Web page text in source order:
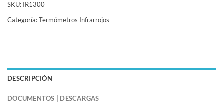
SKU: IR1300
Categoría:Termómetros Infrarrojos
DESCRIPCIÓN
DOCUMENTOS | DESCARGAS